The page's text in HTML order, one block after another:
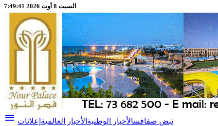
السبت 8 أوت 2026 7:49:43
menu نبض صفاقسالأخبار الوطنية الأخبار العالمية إعلانات